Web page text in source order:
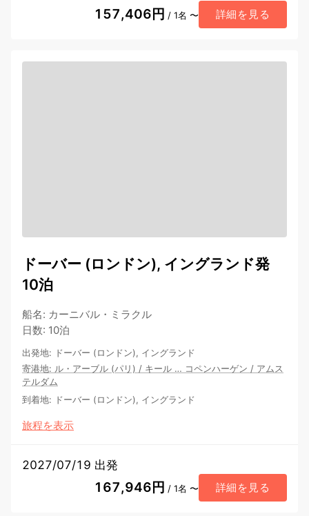
157,406円 / 1名 〜 詳細を見る
ドーバー (ロンドン), イングランド発
10泊
船名: カーニバル・ミラクル
日数: 10泊
出発地: ドーバー (ロンドン), イングランド
寄港地: ル・アーブル (パリ) / キール … コペンハーゲン / アムス
テルダム
到着地: ドーバー (ロンドン), イングランド
旅程を表示
2027/07/19 出発
167,946円 / 1名 〜 詳細を見る